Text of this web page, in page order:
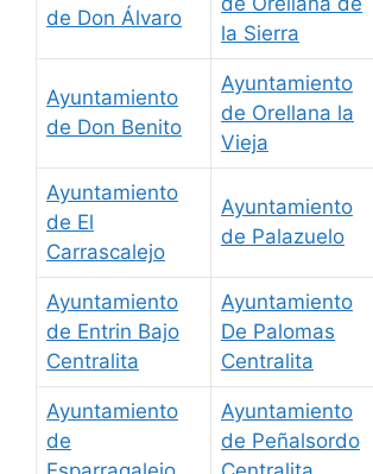
de Don Álvaro
la Sierra
Ayuntamiento
de Don Benito
Ayuntamiento
de Orellana la
Vieja
Ayuntamiento
de El
Carrascalejo
Ayuntamiento
de Palazuelo
Ayuntamiento
de Entrin Bajo
Centralita
Ayuntamiento
De Palomas
Centralita
Ayuntamiento
de
Ayuntamiento
de Peñalsordo